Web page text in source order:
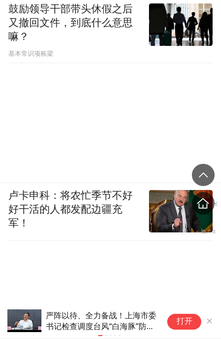
国民党推出AI发言人“郑小文”迎
战民进党
打开
鼓励领导干部带头休假之后
又撤回文件，到底什么意思
嘛？
基本常识项栋梁
卢卡申科：将农忙季节不好
好干活的人都发配边疆充
军！